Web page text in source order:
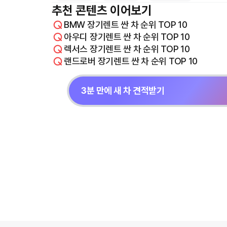
추천 콘텐츠 이어보기
BMW 장기렌트 싼 차 순위 TOP 10
아우디 장기렌트 싼 차 순위 TOP 10
렉서스 장기렌트 싼 차 순위 TOP 10
랜드로버 장기렌트 싼 차 순위 TOP 10
3분 만에 새 차 견적받기